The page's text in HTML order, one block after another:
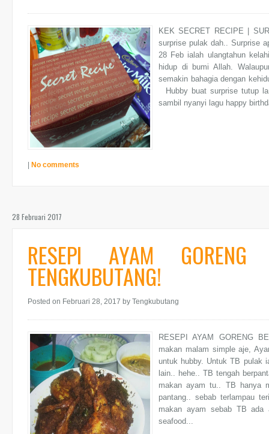
KEK SECRET RECIPE |
surprise pulak dah.. Surprise
28 Feb ialah ulangtahun
hidup di bumi Allah.
semakin bahagia dengan
Hubby buat surprise tutup
sambil nyanyi lagu happy
No comments
28 Februari 2017
RESEPI AYAM GORENG
TENGKUBUTANG!
Posted on Februari 28, 2017 by Tengkubutang
RESEPI AYAM GORENG
makan malam simple aje,
untuk hubby. Untuk TB pulak
lain.. hehe.. TB tengah
makan ayam tu.. TB hanya
pantang.. sebab terlampau
makan ayam sebab TB
seafood...